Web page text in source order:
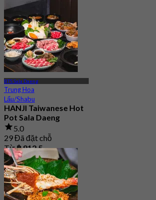
BTS Sala Daeng
Trung Hoa
Lẩu/Shabu
HANJI Taiwanese Hot
Pot Sala Daeng
5.0
29 Đã đặt chỗ
Từ฿ 812.5